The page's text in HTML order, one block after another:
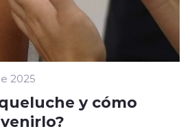
2025
y cómo